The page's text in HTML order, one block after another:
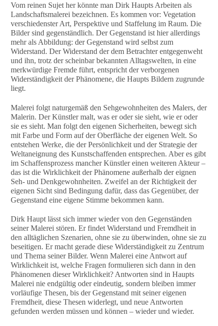
Vom reinen Sujet her könnte man Dirk Haupts Arbeiten als
Landschaftsmalerei bezeichnen. Es kommen vor: Vegetation
verschiedenster Art, Perspektive und Staffelung im Raum. Die
Bilder sind gegenständlich. Der Gegenstand ist hier allerdings
mehr als Abbildung: der Gegenstand wird selbst zum
Widerstand. Der Widerstand der dem Betrachter entgegenweht
und ihn, trotz der scheinbar bekannten Alltagswelten, in eine
merkwürdige Fremde führt, entspricht der verborgenen
Widerständigkeit der Phänomene, die Haupts Bildern zugrunde
liegt.
Malerei folgt naturgemäß den Sehgewohnheiten des Malers, der
Malerin. Der Künstler malt, was er oder sie sieht, wie er oder
sie es sieht. Man folgt den eigenen Sicherheiten, bewegt sich
mit Farbe und Form auf der Oberfläche der eigenen Welt. So
entstehen Werke, die der Persönlichkeit und der Strategie der
Weltaneignung des Kunstschaffenden entsprechen. Aber es gibt
im Schaffensprozess mancher Künstler einen weiteren Akteur –
das ist die Wirklichkeit der Phänomene außerhalb der eignen
Seh- und Denkgewohnheiten. Zweifel an der Richtigkeit der
eigenen Sicht sind Bedingung dafür, dass das Gegenüber, der
Gegenstand eine eigene Stimme bekommen kann.
Dirk Haupt lässt sich immer wieder von den Gegenständen
seiner Malerei stören. Er findet Widerstand und Fremdheit in
den alltäglichen Szenarien, ohne sie zu überwinden, ohne sie zu
beseitigen. Er macht gerade diese Widerständigkeit zu Zentrum
und Thema seiner Bilder. Wenn Malerei eine Antwort auf
Wirklichkeit ist, welche Fragen formulieren sich dann in den
Phänomenen dieser Wirklichkeit? Antworten sind in Haupts
Malerei nie endgültig oder eindeutig, sondern bleiben immer
vorläufige Thesen, bis der Gegenstand mit seiner eigenen
Fremdheit, diese Thesen widerlegt, und neue Antworten
gefunden werden müssen und können – wieder und wieder.